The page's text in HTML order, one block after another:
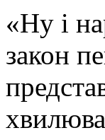
«Ну і
закон